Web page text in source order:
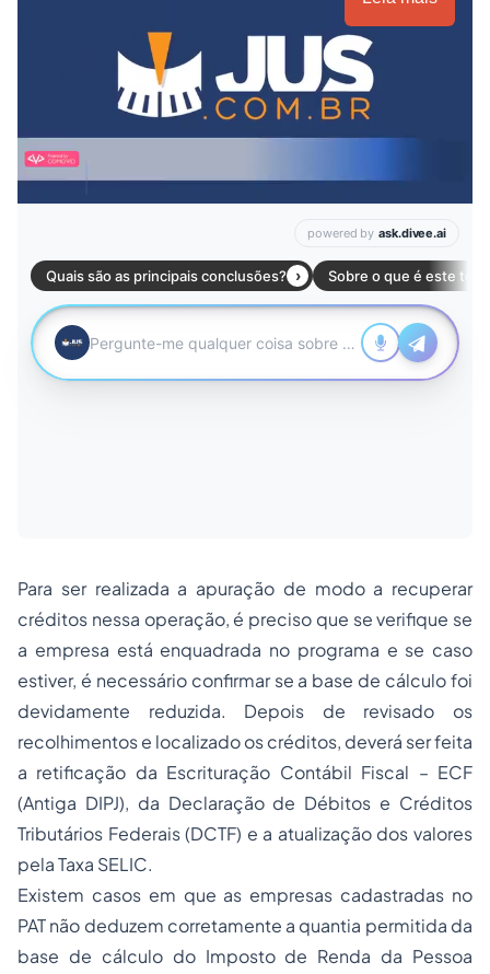
Para ser realizada a apuração de modo a recuperar
créditos nessa operação, é preciso que se verifique se
a empresa está enquadrada no programa e se caso
estiver, é necessário confirmar se a base de cálculo foi
devidamente reduzida. Depois de revisado os
recolhimentos e localizado os créditos, deverá ser feita
a retificação da Escrituração Contábil Fiscal – ECF
(Antiga DIPJ), da Declaração de Débitos e Créditos
Tributários Federais (DCTF) e a atualização dos valores
pela Taxa SELIC.
Existem casos em que as empresas cadastradas no
PAT não deduzem corretamente a quantia permitida da
base de cálculo do Imposto de Renda da Pessoa